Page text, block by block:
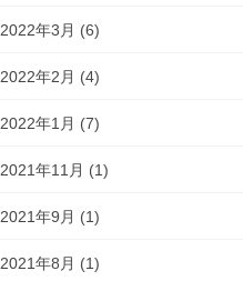
2022年3月 (6)
2022年2月 (4)
2022年1月 (7)
2021年11月 (1)
2021年9月 (1)
2021年8月 (1)